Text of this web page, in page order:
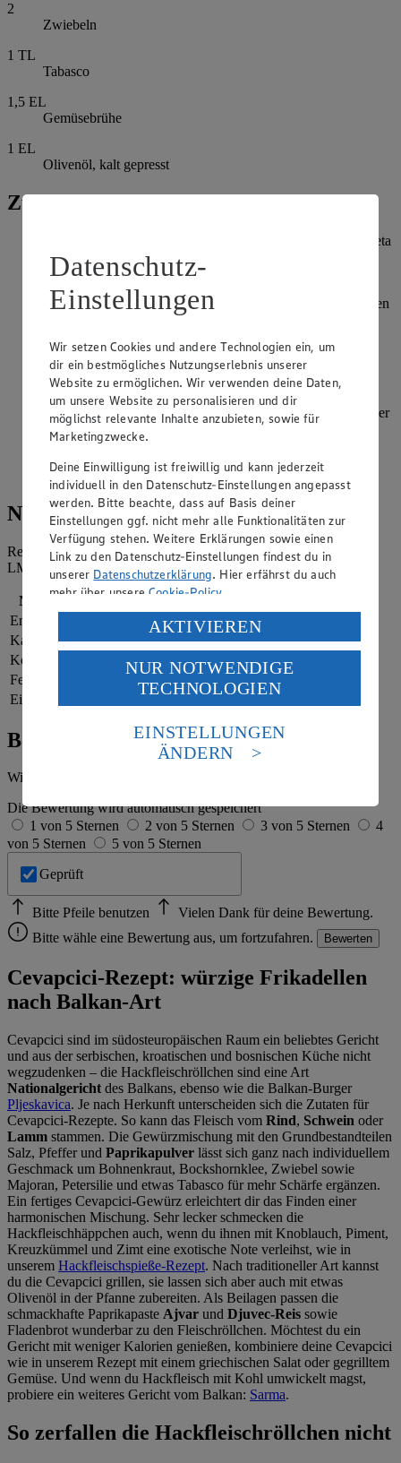
2
Zwiebeln
1 TL
Tabasco
1,5 EL
Gemüsebrühe
1 EL
Olivenöl, kalt gepresst
Zubereitung
Für den griechischen Salat Tomaten, Gurke, Paprika und Feta
in Würfel, Zwiebeln und Oliven in Ringe schneiden. Die
Petersilie fein hacken.
Die Zutaten für das Dressing verrühren, über den Salat geben
Mit den Händen ca. 8 cm lange Hackfleischwürste
(Cevapcici) formen und in Öl in einer Pfanne oder auf dem
Grill braten.
Zwiebeln und Petersilie hacken und mit allen Zutaten in einer
Schüssel vermengen.
Den Salat zusammen mit dem Baguette und den Cevapcici
servieren.
Nährwerte
Referenzmenge für einen durchschnittlichen Erwachsenen laut
LMIV (8.400 kJ/2.000 kcal).
Nährwerte
Energie
2.699 kj (32 %)
Kalorien
645 kcal (32 %)
Kohlenhydrate
Fett
Eiweiß
Bewertung
Wie hat es dir geschmeckt?
Die Bewertung wird automatisch gespeichert
1 von 5 Sternen
2 von 5 Sternen 3 von 5 Sternen
4
von 5 Sternen
5 von 5 Sternen
Geprüft
Bitte Pfeile benutzen
Vielen Dank für deine Bewertung.
Bitte wähle eine Bewertung aus, um fortzufahren.
Bewerten
Cevapcici-Rezept: würzige Frikadellen
nach Balkan-Art
Cevapcici sind im südosteuropäischen Raum ein beliebtes Gericht
und aus der serbischen, kroatischen und bosnischen Küche nicht
wegzudenken – die Hackfleischröllchen sind eine Art
Nationalgericht des Balkans, ebenso wie die Balkan-Burger
Pljeskavica. Je nach Herkunft unterscheiden sich die Zutaten für
Cevapcici-Rezepte. So kann das Fleisch vom Rind, Schwein oder
Lamm stammen. Die Gewürzmischung mit den Grundbestandteilen
Salz, Pfeffer und Paprikapulver lässt sich ganz nach individuellem
Geschmack um Bohnenkraut, Bockshornklee, Zwiebel sowie
Majoran, Petersilie und etwas Tabasco für mehr Schärfe ergänzen.
Ein fertiges Cevapcici-Gewürz erleichtert dir das Finden einer
harmonischen Mischung. Sehr lecker schmecken die
Hackfleischhäppchen auch, wenn du ihnen mit Knoblauch, Piment,
Kreuzkümmel und Zimt eine exotische Note verleihst, wie in
unserem Hackfleischspieße-Rezept. Nach traditioneller Art kannst
du die Cevapcici grillen, sie lassen sich aber auch mit etwas
Olivenöl in der Pfanne zubereiten. Als Beilagen passen die
schmackhafte Paprikapaste Ajvar und Djuvec-Reis sowie
Fladenbrot wunderbar zu den Fleischröllchen. Möchtest du ein
Gericht mit weniger Kalorien genießen, kombiniere deine Cevapcici
wie in unserem Rezept mit einem griechischen Salat oder gegrilltem
Gemüse. Und wenn du Hackfleisch mit Kohl umwickelt magst,
probiere ein weiteres Gericht vom Balkan: Sarma.
So zerfallen die Hackfleischröllchen nicht
Datenschutz-
Einstellungen
Wir setzen Cookies und andere Technologien ein, um
dir ein bestmögliches Nutzungserlebnis unserer
Website zu ermöglichen. Wir verwenden deine Daten,
um unsere Website zu personalisieren und dir
möglichst relevante Inhalte anzubieten, sowie für
Marketingzwecke.
Deine Einwilligung ist freiwillig und kann jederzeit
individuell in den Datenschutz-Einstellungen angepasst
werden. Bitte beachte, dass auf Basis deiner
Einstellungen ggf. nicht mehr alle Funktionalitäten zur
Verfügung stehen. Weitere Erklärungen sowie einen
Link zu den Datenschutz-Einstellungen findest du in
unserer Datenschutzerklärung. Hier erfährst du auch
mehr über unsereCookie-Policy.
Verarbeitung deiner personenbezogenen Daten in den
USA durch Facebook und YouTube:
Wenn du auf „Aktivieren“ klickst, willigst du im Sinne
des Art. 49 Abs. 1 Satz 1 lit. a) DSGVO ein, dass deine
Daten in den USA verarbeitet werden. Der EuGH sieht
die USA als Land mit einem nach europäischen
Standards nicht angemessenen Datenschutzniveau an.
Es besteht das Risiko eines Zugriffs durch US-
Informationen zum Herausgeber der Seite findest du
im Impressum
AKTIVIEREN
NUR NOTWENDIGE
TECHNOLOGIEN
EINSTELLUNGEN
ÄNDERN